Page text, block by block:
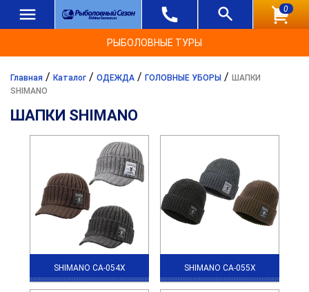
0
РЫБОЛОВНЫЕ ТУРЫ
Главная / Каталог / ОДЕЖДА / ГОЛОВНЫЕ УБОРЫ / ШАПКИ
SHIMANO
ШАПКИ SHIMANO
SHIMANO CA-054X SHIMANO CA-055X